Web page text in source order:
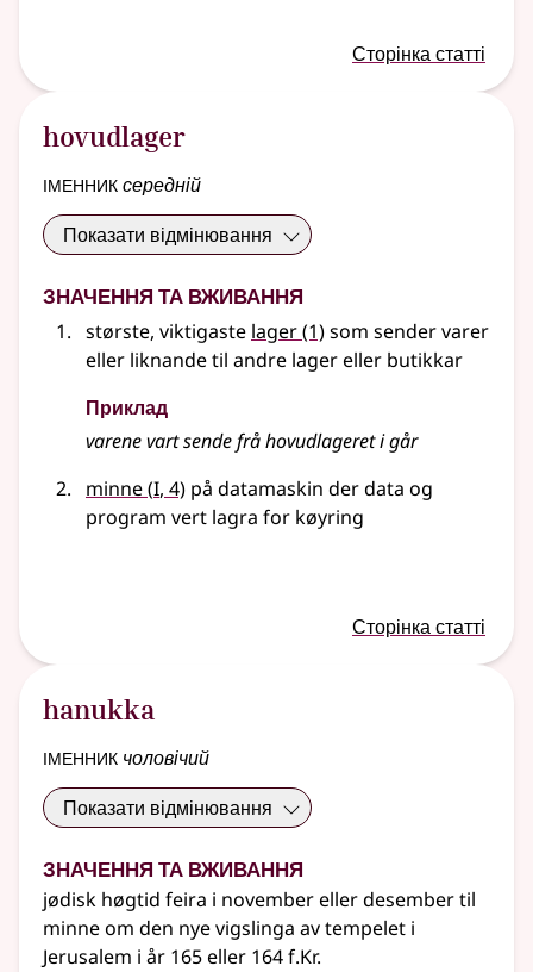
Сторінка статті
hovudlager
іменниксередній
Показати відмінювання
Значення та вживання
største, viktigaste lager(1)som sender varer
eller liknandetil andre lager eller butikkar
Приклад
varene vart sende frå hovudlageret i går
minne(1
I, 4) på datamaskin der data og
program vert lagra for køyring
Сторінка статті
hanukka
іменник чоловічий
Показати відмінювання
Значення та вживання
jødisk høgtid feira i november eller desember til
minne om den nye vigslinga av tempelet i
Jerusalem i år 165 eller 164 f.Kr.